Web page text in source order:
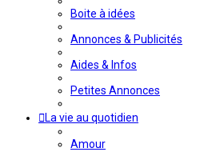
Boite à idées
Annonces & Publicités
Aides & Infos
Petites Annonces
La vie au quotidien
Amour